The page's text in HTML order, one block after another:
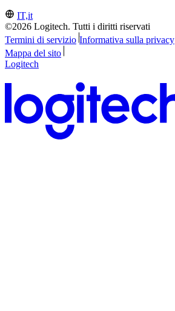
IT,it
©2026 Logitech. Tutti i diritti riservati
Termini di servizio Informativa sulla privacy
Mappa del sito
Logitech